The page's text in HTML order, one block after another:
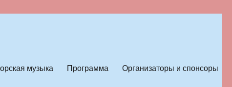
музыка Программа Организаторы и спонсоры